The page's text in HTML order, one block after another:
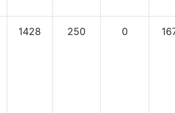
1428 250 0